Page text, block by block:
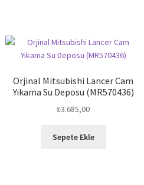
Orjinal Mitsubishi Lancer Cam
Yıkama Su Deposu (MR570436)
₺3.685,00
Sepete Ekle